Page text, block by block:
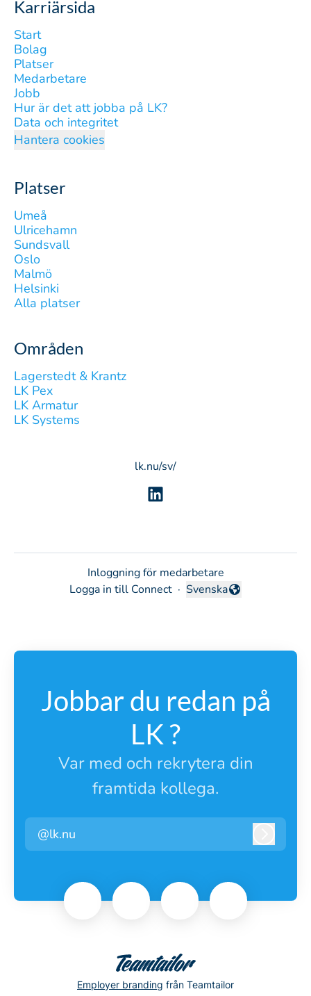
Karriärsida
Start
Bolag
Platser
Medarbetare
Jobb
Hur är det att jobba på LK?
Data och integritet
Hantera cookies
Platser
Umeå
Ulricehamn
Sundsvall
Oslo
Malmö
Helsinki
Alla platser
Områden
Lagerstedt & Krantz
LK Pex
LK Armatur
LK Systems
lk.nu/sv/
Inloggning för medarbetare
Logga in till Connect · Byt språk
Svenska
Jobbar du redan på
LK ?
Var med och rekrytera din
framtida kollega.
@lk.nu
Employer branding från Teamtailor